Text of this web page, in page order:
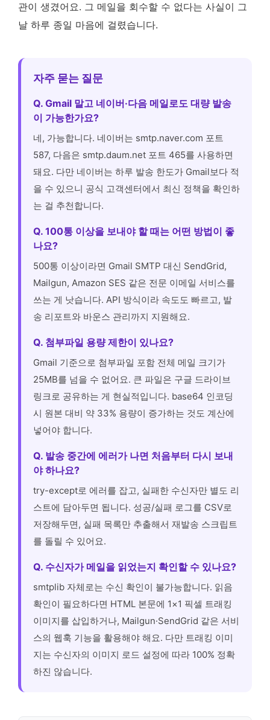
관이 생겼어요. 그 메일을 회수할 수 없다는 사실이 그
날 하루 종일 마음에 걸렸습니다.
자주 묻는 질문
Q. Gmail 말고 네이버·다음 메일로도 대량 발송
이 가능한가요?
네, 가능합니다. 네이버는 smtp.naver.com 포트
587, 다음은 smtp.daum.net 포트 465를 사용하면
돼요. 다만 네이버는 하루 발송 한도가 Gmail보다 적
을 수 있으니 공식 고객센터에서 최신 정책을 확인하
는 걸 추천합니다.
Q. 100통 이상을 보내야 할 때는 어떤 방법이 좋
나요?
500통 이상이라면 Gmail SMTP 대신 SendGrid,
Mailgun, Amazon SES 같은 전문 이메일 서비스를
쓰는 게 낫습니다. API 방식이라 속도도 빠르고, 발
송 리포트와 바운스 관리까지 지원해요.
Q. 첨부파일 용량 제한이 있나요?
Gmail 기준으로 첨부파일 포함 전체 메일 크기가
25MB를 넘을 수 없어요. 큰 파일은 구글 드라이브
링크로 공유하는 게 현실적입니다. base64 인코딩
시 원본 대비 약 33% 용량이 증가하는 것도 계산에
넣어야 합니다.
Q. 발송 중간에 에러가 나면 처음부터 다시 보내
야 하나요?
try-except로 에러를 잡고, 실패한 수신자만 별도 리
스트에 담아두면 됩니다. 성공/실패 로그를 CSV로
저장해두면, 실패 목록만 추출해서 재발송 스크립트
를 돌릴 수 있어요.
Q. 수신자가 메일을 읽었는지 확인할 수 있나요?
smtplib 자체로는 수신 확인이 불가능합니다. 읽음
확인이 필요하다면 HTML 본문에 1×1 픽셀 트래킹
이미지를 삽입하거나, Mailgun·SendGrid 같은 서비
스의 웹훅 기능을 활용해야 해요. 다만 트래킹 이미
지는 수신자의 이미지 로드 설정에 따라 100% 정확
하진 않습니다.